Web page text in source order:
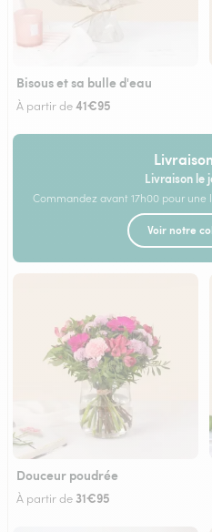
Bisous et sa bulle d'eau
À partir de41€95
Livraison le
Commandez avant 17h00 pour
Voir notre
Douceur poudrée
À partir de 31€95